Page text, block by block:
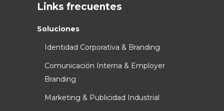
Links frecuentes
Soluciones
Identidad Corporativa & Branding
Comunicación Interna & Employer
Branding
Marketing & Publicidad Industrial